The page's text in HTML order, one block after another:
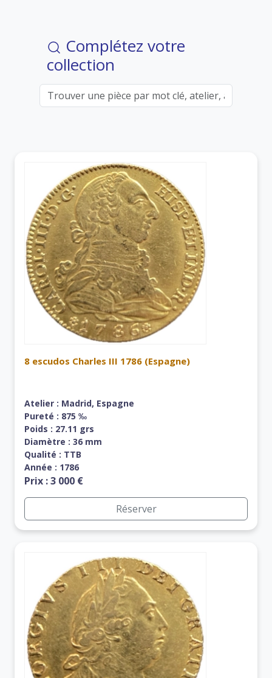
Complétez votre
collection
8 escudos Charles III 1786 (Espagne)
Atelier : Madrid, Espagne
Pureté : 875 ‰
Poids : 27.11 grs
Diamètre : 36 mm
Qualité : TTB
Année : 1786
Prix : 3 000 €
Réserver